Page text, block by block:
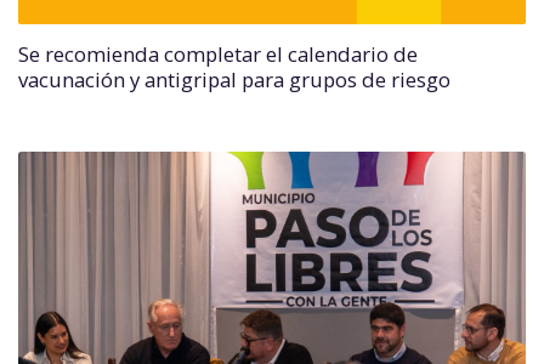
Se recomienda completar el calendario de
vacunación y antigripal para grupos de riesgo